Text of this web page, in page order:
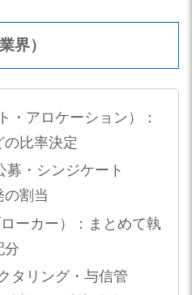
界）
・アロケーション）：
比率決定
募・シンジケート
の割当
ーカー）：まとめて執
分
タリング・与信管